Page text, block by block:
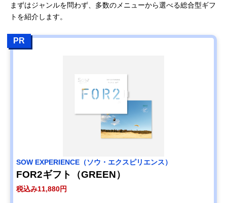
まずはジャンルを問わず、多数のメニューから選べる総合型ギフ
トを紹介します。
PR
SOW EXPERIENCE（ソウ・エクスピリエンス）
FOR2ギフト（GREEN）
税込み11,880円